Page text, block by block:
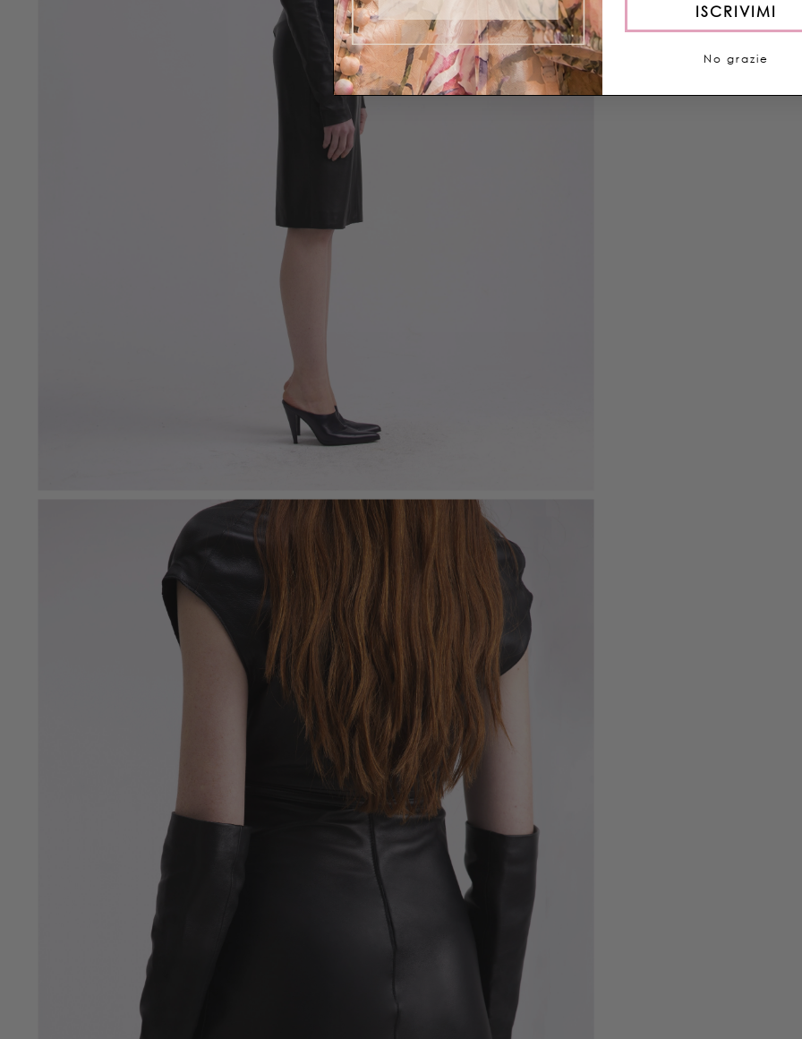
ISCRIVIMI
No grazie